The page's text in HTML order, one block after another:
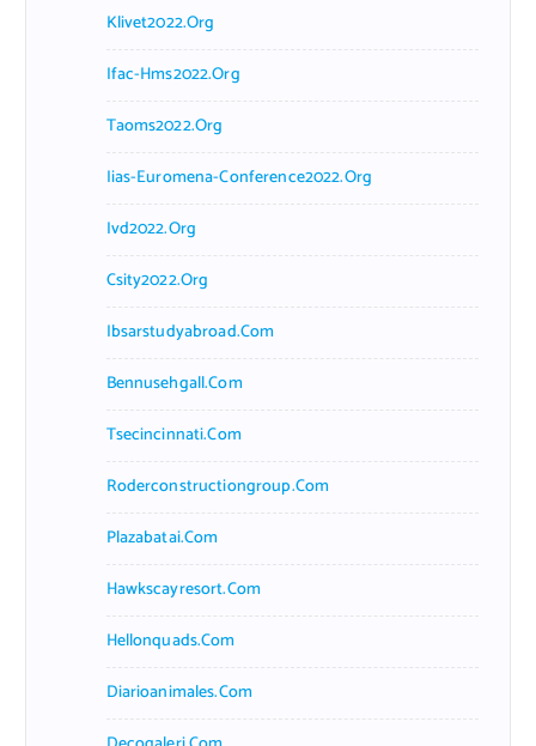
Klivet2022.org
Ifac-Hms2022.org
Taoms2022.org
Iias-Euromena-Conference2022.org
Ivd2022.org
Csity2022.org
Ibsarstudyabroad.com
Bennusehgall.com
Tsecincinnati.com
Roderconstructiongroup.com
Plazabatai.com
Hawkscayresort.com
Hellonquads.com
Diarioanimales.com